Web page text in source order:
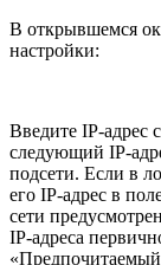
В открывшемся
настройки:
Введите IP-адрес
следующий IP-
подсети. Если в
его IP-адрес в
сети
IP-адреса